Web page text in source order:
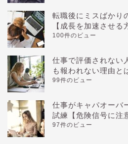
転職後にミスばかり
【成長を加速させる
100件のビュー
仕事で評価されない
も報われない理由と
99件のビュー
仕事がキャパオーバ
試練【危険信号に注
97件のビュー